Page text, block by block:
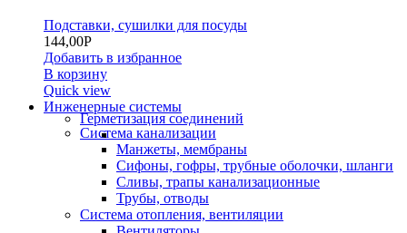
Подставки, сушилки для посуды
144,00Р
Добавить в избранное
В корзину
Quick view
Инженерные системы
Герметизация соединений
Система канализации
Манжеты, мембраны
Сифоны, гофры, трубные оболочки, шланги
Сливы, трапы канализационные
Трубы, отводы
Система отопления, вентиляции